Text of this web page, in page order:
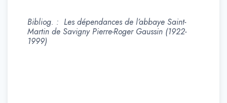
Bibliog. : Les dépendances de l’abbaye Saint-
Martin de Savigny Pierre-Roger Gaussin (1922-
1999)